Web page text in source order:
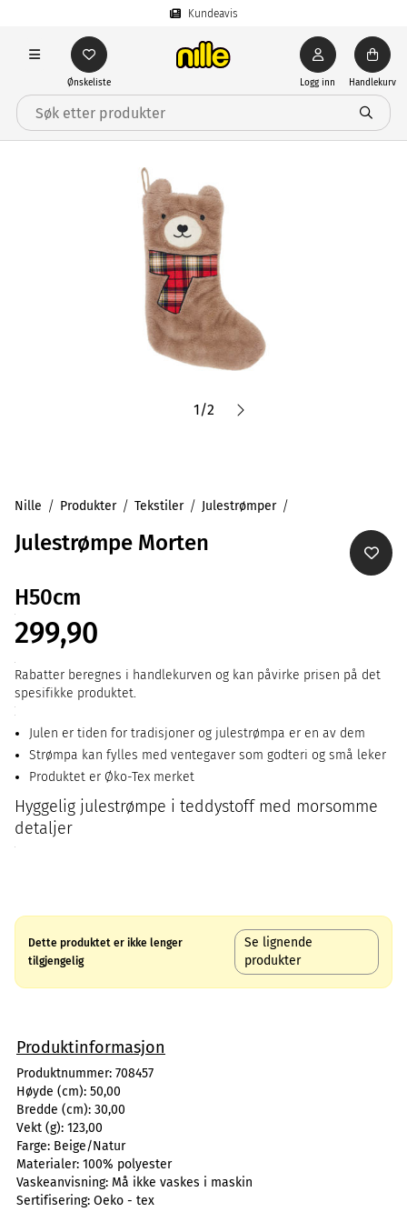
Kundeavis
Ønskeliste Logg inn Handlekurv
1/2
Nille Produkter Tekstiler Julestrømper
Julestrømpe Morten
H50cm
299,90
Rabatter beregnes i handlekurven og kan påvirke prisen på det
spesifikke produktet.
Julen er tiden for tradisjoner og julestrømpa er en av dem
Strømpa kan fylles med ventegaver som godteri og små leker
Produktet er Øko-Tex merket
Hyggelig julestrømpe i teddystoff med morsomme
detaljer
Dette produktet er ikke lenger
tilgjengelig
Se lignende
produkter
Produktinformasjon
Produktnummer: 708457
Høyde (cm): 50,00
Bredde (cm): 30,00
Vekt (g): 123,00
Farge: Beige/Natur
Materialer: 100% polyester
Vaskeanvisning: Må ikke vaskes i maskin
Sertifisering: Oeko - tex